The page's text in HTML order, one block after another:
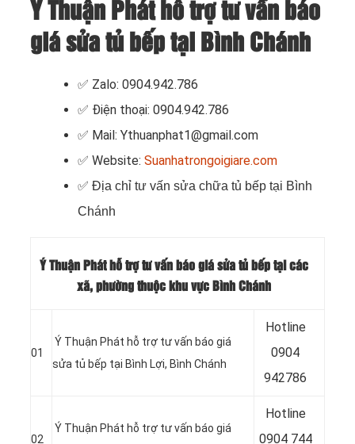
Ý Thuận Phát hỗ trợ tư vấn báo
giá sửa tủ bếp tại Bình Chánh
✅ Zalo: 0904.942.786
✅ Điện thoại: 0904.942.786
✅ Mail: Ythuanphat1@gmail.com
✅ Website: Suanhatrongoigiare.com
✅ Địa chỉ tư vấn sửa chữa tủ bếp tại Bình
Chánh
Ý Thuận Phát hỗ trợ tư vấn báo giá sửa tủ bếp tại các
xã, phường thuộc khu vực Bình Chánh
01
Ý Thuận Phát hỗ trợ tư vấn báo giá
sửa tủ bếp tại Bình Lợi, Bình Chánh
Hotline
0904
942786
02
Ý Thuận Phát hỗ trợ tư vấn báo giá
Hotline
0904 744